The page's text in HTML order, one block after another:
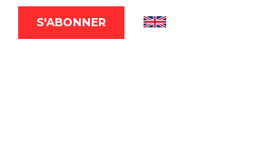
S'ABONNER